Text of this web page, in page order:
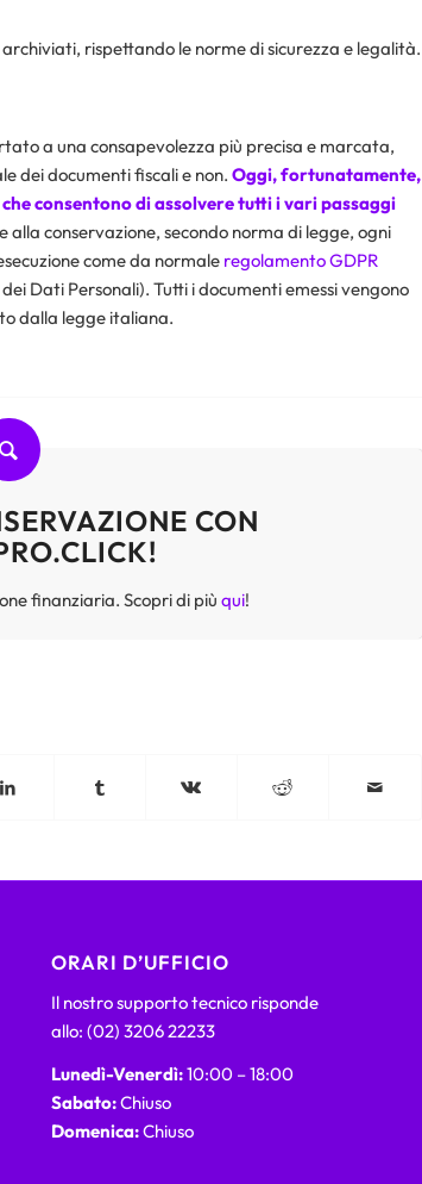
rispettando le norme di sicurezza e legalità.
a una consapevolezza più precisa e marcata,
dei documenti fiscali e non. Oggi, fortunatamente,
che consentono di assolvere tutti i vari passaggi
alla conservazione, secondo norma di legge, ogni
come da normale regolamento GDPR
Dati Personali). Tutti i documenti emessi vengono
dalla legge italiana.
CON
finanziaria. Scopri di piùqui!
ORARI D’UFFICIO
Il nostro supporto tecnico risponde
allo: (02) 3206 22233
Lunedì-Venerdì:10:00 – 18:00
Sabato:Chiuso
Domenica:Chiuso